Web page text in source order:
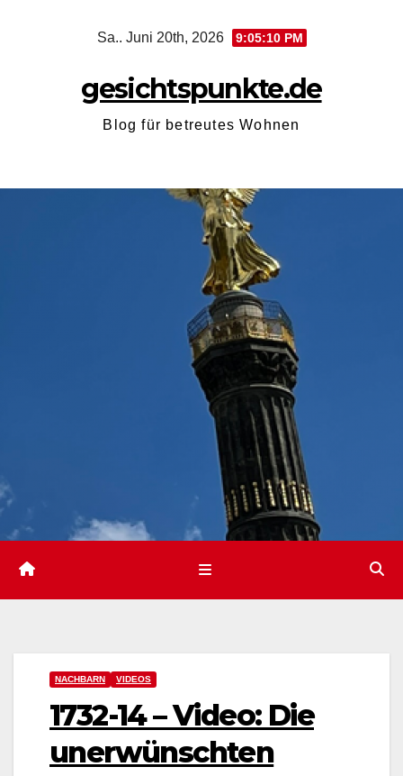
Sa.. Juni 20th, 2026 9:05:11 PM
gesichtspunkte.de
Blog für betreutes Wohnen
NACHBARN VIDEOS
1732-14 – Video: Die
unerwünschten